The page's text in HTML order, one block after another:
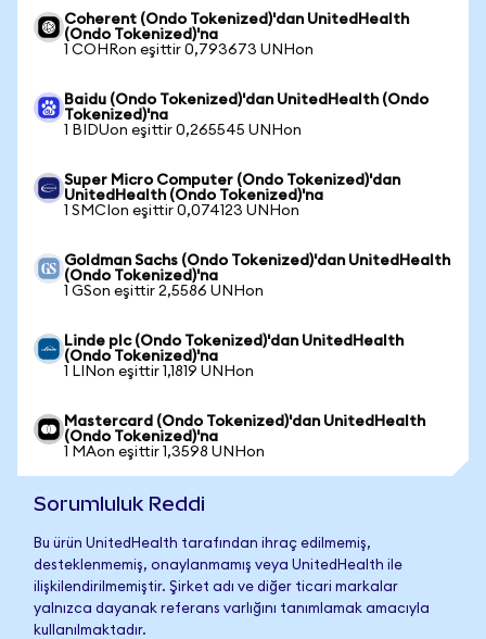
Coherent (Ondo Tokenized)'dan UnitedHealth
(Ondo Tokenized)'na
1 COHRon eşittir 0,793673 UNHon
Baidu (Ondo Tokenized)'dan UnitedHealth (Ondo
Tokenized)'na
1 BIDUon eşittir 0,265545 UNHon
Super Micro Computer (Ondo Tokenized)'dan
UnitedHealth (Ondo Tokenized)'na
1 SMCIon eşittir 0,074123 UNHon
Goldman Sachs (Ondo Tokenized)'dan UnitedHealth
(Ondo Tokenized)'na
1 GSon eşittir 2,5586 UNHon
Linde plc (Ondo Tokenized)'dan UnitedHealth
(Ondo Tokenized)'na
1 LINon eşittir 1,1819 UNHon
Mastercard (Ondo Tokenized)'dan UnitedHealth
(Ondo Tokenized)'na
1 MAon eşittir 1,3598 UNHon
Sorumluluk Reddi
Bu ürün UnitedHealth tarafından ihraç edilmemiş,
desteklenmemiş, onaylanmamış veya UnitedHealth ile
ilişkilendirilmemiştir. Şirket adı ve diğer ticari markalar
yalnızca dayanak referans varlığını tanımlamak amacıyla
kullanılmaktadır.